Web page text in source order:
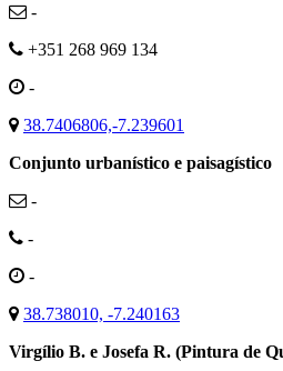
-
+351 268 969 134
-
38.7406806,-7.239601
Conjunto urbanístico e paisagístico
-
-
-
38.738010, -7.240163
Virgílio B. e Josefa R. (Pintura de